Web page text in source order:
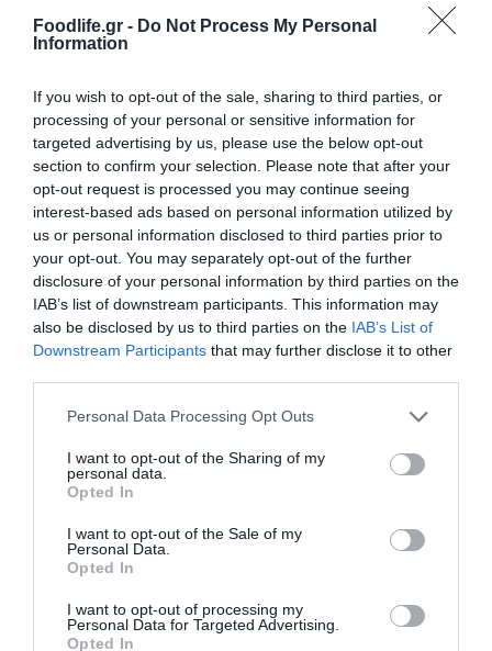
Foodlife.gr - Do Not Process My Personal
Information
If you wish to opt-out of the sale, sharing to third parties, or
processing of your personal or sensitive information for
targeted advertising by us, please use the below opt-out
section to confirm your selection. Please note that after your
opt-out request is processed you may continue seeing
interest-based ads based on personal information utilized by
us or personal information disclosed to third parties prior to
your opt-out. You may separately opt-out of the further
disclosure of your personal information by third parties on the
IAB’s list of downstream participants. This information may
also be disclosed by us to third parties on the IAB’s List of
Downstream Participants that may further disclose it to other
Please note that this website/app uses one or more Google
not limited to your visit or usage behaviour. You may click to
grant or deny consent to Google and its third-party tags to
use your data for below specified purposes in below Google
consent section.
Personal Data Processing Opt Outs
I want to opt-out of the Sharing of my
personal data.
Opted In
I want to opt-out of the Sale of my
Personal Data.
Opted In
I want to opt-out of processing my
Personal Data for Targeted Advertising.
Opted In
TAGS: INSTAGRAM ΔΗΜΟΦΙΛΕΙΣ ΚΟΥΖΙΝΕΣ
ΠΕΡΙΣΣΟΤΕΡA
07.08.2026
Παγκόσμια Ημέρα Μπύρας: Η ιστορία της
μπύρας σε ένα ποτήρι